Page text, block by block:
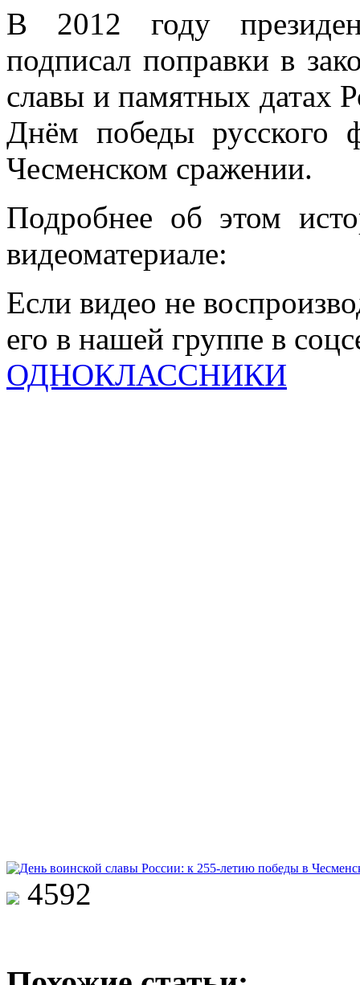
В 2012 году
подписал поправки в
славы и памятных датах
Днём победы русского
Чесменском сражении.
Подробнее об этом
видеоматериале:
Если видео не
его в нашей группе в
ОДНОКЛАССНИКИ
4592